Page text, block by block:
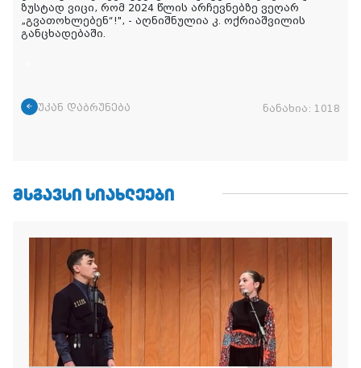
ზუსტად ვიცი, რომ 2024 წლის არჩევნებზე ვეღარ
„გვათოხლებენ“!", - აღნიშნულია კ. ოქრიაშვილის
განცხადებაში.
უკან დაბრუნება ნანახია: 1018
ᲛᲡᲒᲐᲕᲡᲘ ᲡᲘᲐᲮᲚᲔᲔᲑᲘ